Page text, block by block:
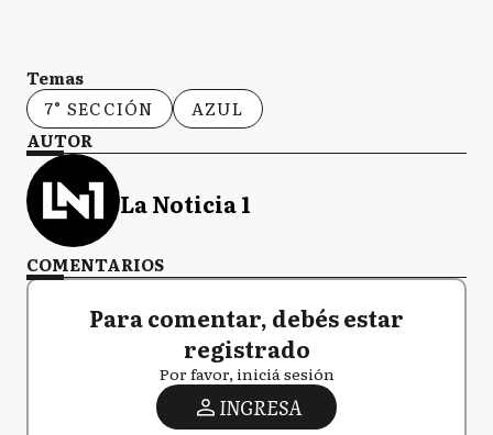
Temas
7° SECCIÓN
AZUL
AUTOR
La Noticia 1
COMENTARIOS
Para comentar, debés estar
registrado
Por favor, iniciá sesión
INGRESA